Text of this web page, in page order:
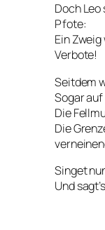
Doch Leo
Pfote:
Ein
Verbote!
Seitdem
Sogar
Die
Die
Singet
Und